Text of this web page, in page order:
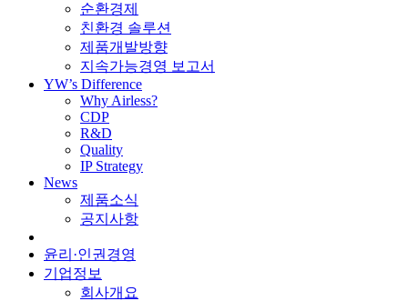
순환경제
친환경 솔루션
제품개발방향
지속가능경영 보고서
YW’s Difference
Why Airless?
CDP
R&D
Quality
IP Strategy
News
제품소식
공지사항
윤리·인권경영
기업정보
회사개요